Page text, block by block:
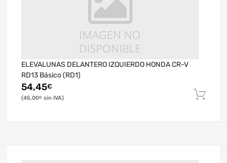
ELEVALUNAS DELANTERO IZQUIERDO HONDA CR-V
RD13 Básico (RD1)
54,45€
45,00€